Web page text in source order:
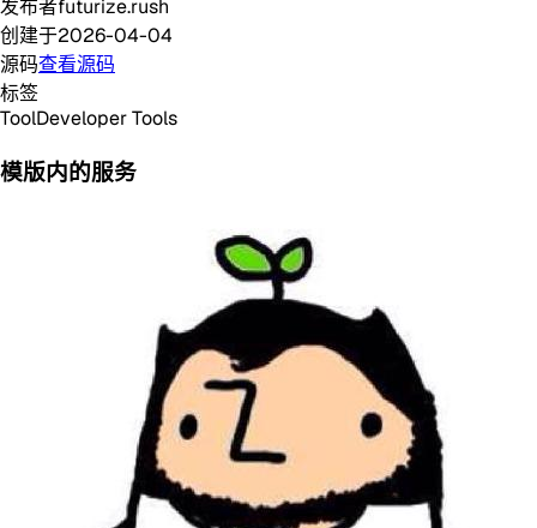
发布者futurize.rush
创建于2026-04-04
源码查看源码
标签
ToolDeveloper Tools
模版内的服务